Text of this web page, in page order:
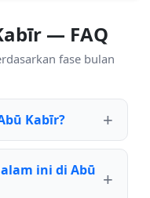
— FAQ
fase bulan
Kabīr?
ini di Abū